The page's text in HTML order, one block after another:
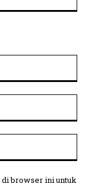
di browser ini untuk